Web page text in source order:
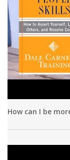
How can I be